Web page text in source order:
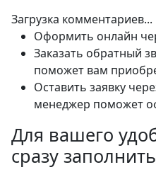
Загрузка комментариев...
Оформить онлайн
Заказать обратный
поможет вам
Оставить заявку
менеджер поможет
Для вашего
сразу